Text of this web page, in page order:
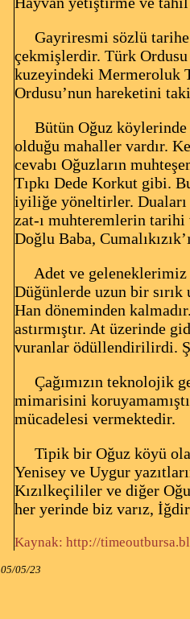
Gayriresmi sözlü tarihe
çekmişlerdir. Türk Ordusu
kuzeyindeki Mermeroluk
Ordusu’nun hareketini
Bütün Oğuz köylerinde
olduğu mahaller vardır.
cevabı Oğuzların
Tıpkı Dede Korkut gibi.
iyiliğe yöneltirler. Duaları
zat-ı muhteremlerin
Doğlu Baba,
Adet ve geleneklerimiz
Düğünlerde uzun bir
Han döneminden
astırmıştır. At üzerinde
vuranlar ödüllendirilirdi.
Çağımızın teknolojik
mimarisini
mücadelesi vermektedir.
Tipik bir Oğuz köyü olan
Yenisey ve Uygur
Kızılkeçililer ve diğer
her yerinde biz varız,
Kaynak: http://
05/05/23